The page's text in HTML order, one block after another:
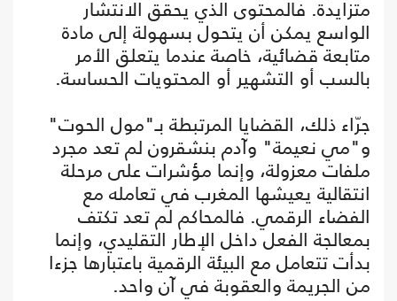
متزايدة. فالمحتوى الذي يحقق الانتشار
الواسع يمكن أن يتحول بسهولة إلى مادة
متابعة قضائية، خاصة عندما يتعلق الأمر
بالسب أو التشهير أو المحتويات الحساسة.
جرّاء ذلك، القضايا المرتبطة بـ"مول الحوت"
و"مي نعيمة" وآدم بنشقرون لم تعد مجرد
ملفات معزولة، وإنما مؤشرات على مرحلة
انتقالية يعيشها المغرب في تعامله مع
الفضاء الرقمي. فالمحاكم لم تعد تكتف
بمعالجة الفعل داخل الإطار التقليدي، وإنما
بدأت تتعامل مع البيئة الرقمية باعتبارها جزءا
من الجريمة والعقوبة في آن واحد.